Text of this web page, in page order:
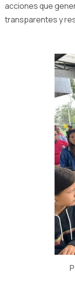
acciones que
transparentes y